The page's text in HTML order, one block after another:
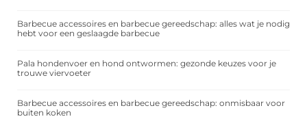
Barbecue accessoires en barbecue gereedschap: alles wat je nodig
hebt voor een geslaagde barbecue
Pala hondenvoer en hond ontwormen: gezonde keuzes voor je
trouwe viervoeter
Barbecue accessoires en barbecue gereedschap: onmisbaar voor
buiten koken